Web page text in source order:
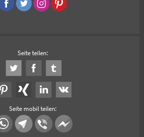
Seite teilen:
Seite mobil teilen: